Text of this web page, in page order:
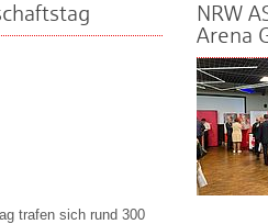
trafen sich rund 300
NRW
Arena